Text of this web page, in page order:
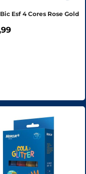
Esf 4 Cores Rose Gold